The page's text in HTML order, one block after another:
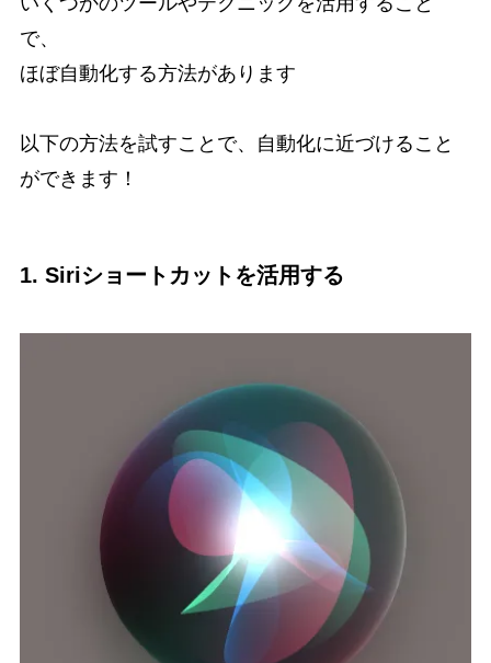
で、
ほぼ自動化する方法があります
以下の方法を試すことで、自動化に近づけること
ができます！
1. Siriショートカットを活用する